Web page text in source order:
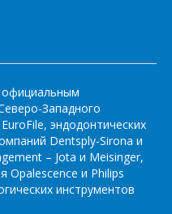
официальным
Западного
эндодонтических
Dentsply-Sirona и
– Jota и Meisinger,
Opalescence и Philips
инструментов